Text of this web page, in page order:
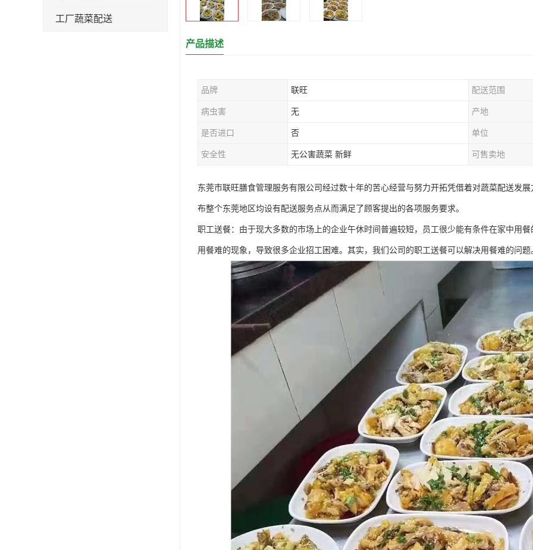
工厂蔬菜配送
产品描述
品牌 联旺 配送范围
病虫害 无 产地
是否进口 否 单位
安全性 无公害蔬菜 新鲜 可售卖地
东莞市联旺膳食管理服务有限公司经过数十年的苦心经营与努力开拓凭借着对蔬菜配送发
布整个东莞地区均设有配送服务点从而满足了顾客提出的各项服务要求。
职工送餐：由于现大多数的市场上的企业午休时间普遍较短，员工很少能有条件在家中用
用餐难的现象，导致很多企业招工困难。其实，我们公司的职工送餐可以解决用餐难的问题